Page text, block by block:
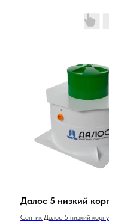
Далос 5 низкий корпус
Септик Далос 5 низкий корпус —